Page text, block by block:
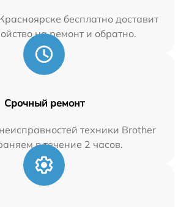
бесплатно доставит
на ремонт и обратно.
Срочный ремонт
техники Brother
в течение 2 часов.